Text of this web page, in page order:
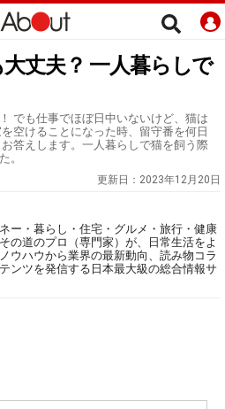
丈夫？ 一人暮らしで
でも仕事でほぼ日中いないけど、猫は
空けることになった時、留守番を何日
答えします。一人暮らしで猫を飼う際
。
更新日： 2023年12月20日
ー・暮らし・住宅・グルメ・旅行・健康
の道のプロ（専門家）が、日常生活をよ
ウハウから業界の最新動向、読み物コラ
ンツを発信する日本最大級の総合情報サ